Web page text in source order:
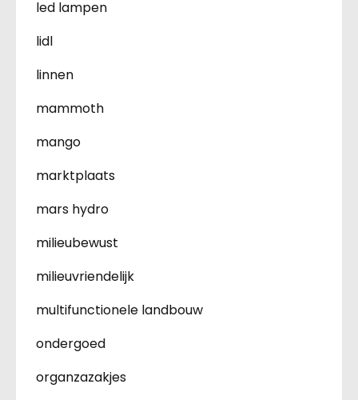
led lampen
lidl
linnen
mammoth
mango
marktplaats
mars hydro
milieubewust
milieuvriendelijk
multifunctionele landbouw
ondergoed
organzazakjes